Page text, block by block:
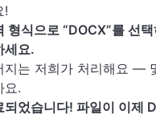
!
형식으로 “DOCX”를 선
세요.
지는 저희가 처리해요 —
요.
되었습니다! 파일이 이제